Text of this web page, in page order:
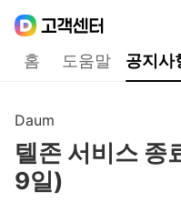
홈 도움말 공지사
Daum
텔존 서비스 종
9일)